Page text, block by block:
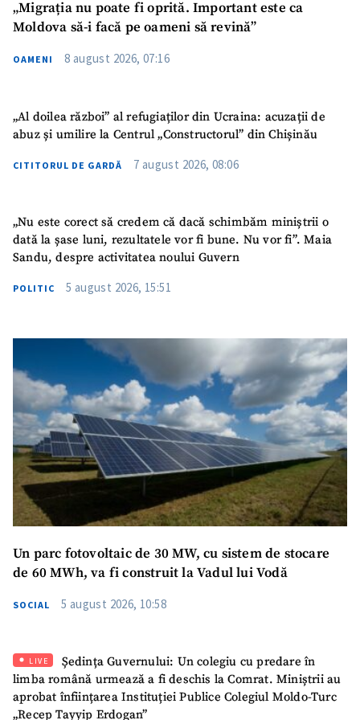
„Migrația nu poate fi oprită. Important este ca
Moldova să-i facă pe oameni să revină”
OAMENI 8 august 2026, 07:16
„Al doilea război” al refugiaților din Ucraina: acuzații de
abuz și umilire la Centrul „Constructorul” din Chișinău
CITITORUL DE GARDĂ 7 august 2026, 08:06
„Nu este corect să credem că dacă schimbăm miniștrii o
dată la șase luni, rezultatele vor fi bune. Nu vor fi”. Maia
Sandu, despre activitatea noului Guvern
POLITIC 5 august 2026, 15:51
Un parc fotovoltaic de 30 MW, cu sistem de stocare
de 60 MWh, va fi construit la Vadul lui Vodă
SOCIAL 5 august 2026, 10:58
LIVE
Ședința Guvernului: Un colegiu cu predare în
limba română urmează a fi deschis la Comrat. Miniștrii au
aprobat înființarea Instituției Publice Colegiul Moldo-Turc
„Recep Tayyip Erdogan”
Nume+ Numele meu
Telefon
+ Telefon personal
Am citit și sunt de
TRIMITE ȘTIREA